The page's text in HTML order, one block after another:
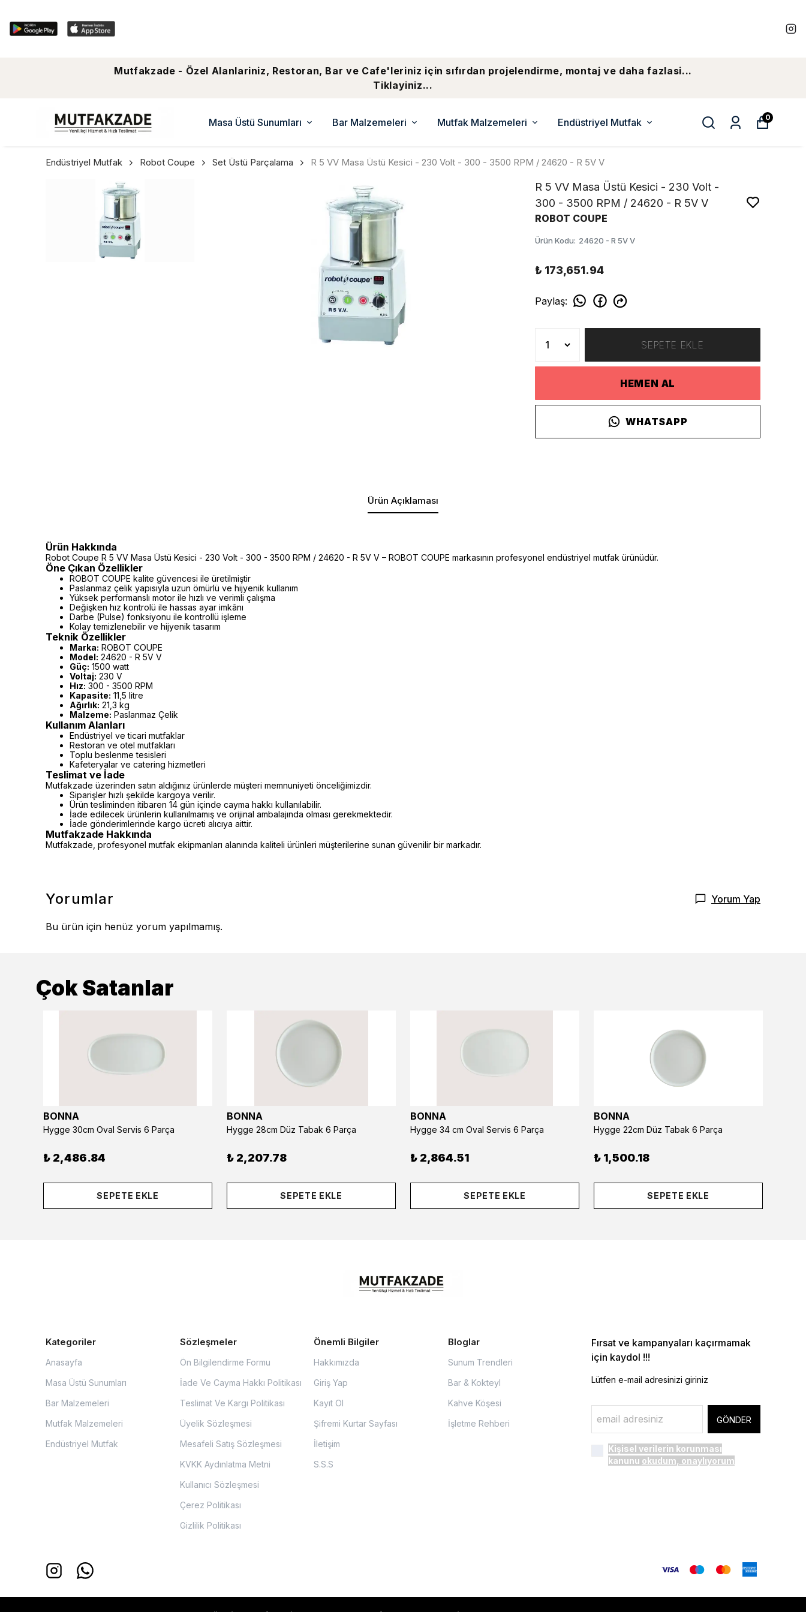
Mutfakzade - Özel Alanlariniz, Restoran, Bar ve Cafe'leriniz için sıfırdan projelendirme, montaj ve daha fazlasi...
Tiklayiniz...
Masa Üstü Sunumları Bar Malzemeleri Mutfak Malzemeleri Endüstriyel Mutfak 0
Endüstriyel Mutfak Robot Coupe Set Üstü Parçalama R 5 VV Masa Üstü Kesici - 230 Volt - 300 - 3500 RPM / 24620 - R 5V V
R 5 VV Masa Üstü Kesici - 230 Volt -
300 - 3500 RPM / 24620 - R 5V V
ROBOT COUPE
Ürün Kodu: 24620 - R 5V V
₺ 173,651.94
Paylaş:
SEPETE EKLE
HEMEN AL
WHATSAPP
Ürün Açıklaması
Ürün Hakkında
Robot Coupe R 5 VV Masa Üstü Kesici - 230 Volt - 300 - 3500 RPM / 24620 - R 5V V – ROBOT COUPE markasının profesyonel endüstriyel mutfak ürünüdür.
Öne Çıkan Özellikler
ROBOT COUPE kalite güvencesi ile üretilmiştir
Paslanmaz çelik yapısıyla uzun ömürlü ve hijyenik kullanım
Yüksek performanslı motor ile hızlı ve verimli çalışma
Değişken hız kontrolü ile hassas ayar imkânı
Darbe (Pulse) fonksiyonu ile kontrollü işleme
Kolay temizlenebilir ve hijyenik tasarım
Teknik Özellikler
Marka: ROBOT COUPE
Model: 24620 - R 5V V
Güç: 1500 watt
Voltaj: 230 V
Hız: 300 - 3500 RPM
Kapasite: 11,5 litre
Ağırlık: 21,3 kg
Malzeme: Paslanmaz Çelik
Kullanım Alanları
Endüstriyel ve ticari mutfaklar
Restoran ve otel mutfakları
Toplu beslenme tesisleri
Kafeteryalar ve catering hizmetleri
Teslimat ve İade
Mutfakzade üzerinden satın aldığınız ürünlerde müşteri memnuniyeti önceliğimizdir.
Siparişler hızlı şekilde kargoya verilir.
Ürün tesliminden itibaren 14 gün içinde cayma hakkı kullanılabilir.
İade edilecek ürünlerin kullanılmamış ve orijinal ambalajında olması gerekmektedir.
İade gönderimlerinde kargo ücreti alıcıya aittir.
Mutfakzade Hakkında
Mutfakzade, profesyonel mutfak ekipmanları alanında kaliteli ürünleri müşterilerine sunan güvenilir bir markadır.
Yorumlar Yorum Yap
Bu ürün için henüz yorum yapılmamış.
Çok Satanlar
BONNA
Hygge 30cm Oval Servis 6 Parça
₺ 2,486.84
SEPETE EKLE
BONNA
Hygge 28cm Düz Tabak 6 Parça
₺ 2,207.78
SEPETE EKLE
BONNA
Hygge 34 cm Oval Servis 6 Parça
₺ 2,864.51
SEPETE EKLE
BONNA
Hygge 22cm Düz Tabak 6 Parça
₺ 1,500.18
SEPETE EKLE
Kategoriler
Anasayfa
Masa Üstü Sunumları
Bar Malzemeleri
Mutfak Malzemeleri
Endüstriyel Mutfak
Sözleşmeler
Ön Bilgilendirme Formu
İade Ve Cayma Hakkı Politikası
Teslimat Ve Kargı Politikası
Üyelik Sözleşmesi
Mesafeli Satış Sözleşmesi
KVKK Aydınlatma Metni
Kullanıcı Sözleşmesi
Çerez Politikası
Gizlilik Politikası
Önemli Bilgiler
Hakkımızda
Giriş Yap
Kayıt Ol
Şifremi Kurtar Sayfası
İletişim
S.S.S
Bloglar
Sunum Trendleri
Bar & Kokteyl
Kahve Köşesi
İşletme Rehberi
Fırsat ve kampanyaları kaçırmamak
için kaydol !!!
Lütfen e-mail adresinizi giriniz
GÖNDER
Kişisel verilerin korunması
kanunu okudum, onaylıyorum